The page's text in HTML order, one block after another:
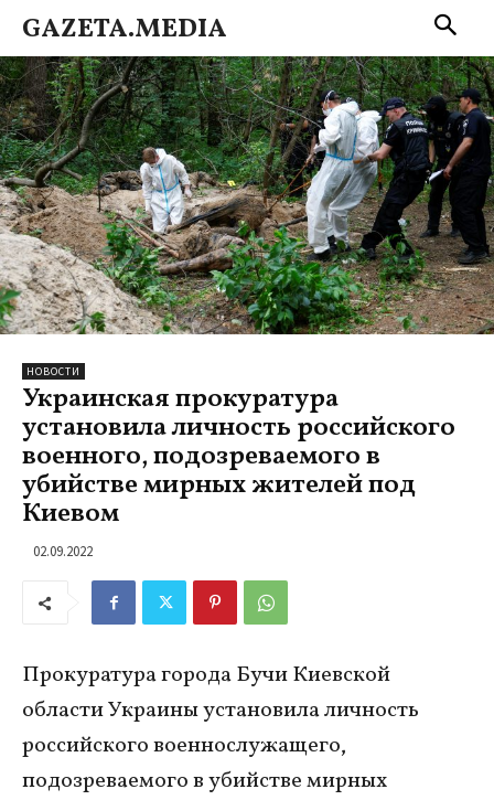
GAZETA.MEDIA
НОВОСТИ
Украинская прокуратура
установила личность российского
военного, подозреваемого в
убийстве мирных жителей под
Киевом
02.09.2022
Прокуратура города Бучи Киевской
области Украины установила личность
российского военнослужащего,
подозреваемого в убийстве мирных